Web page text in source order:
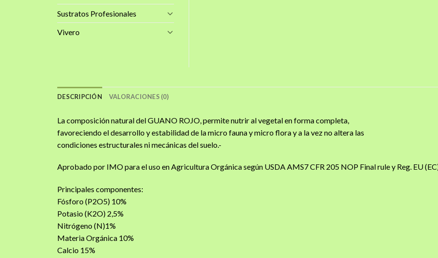
Sustratos Profesionales
Vivero
DESCRIPCIÓN VALORACIONES (0)
La composición natural del GUANO ROJO, permite nutrir al vegetal en forma completa,
favoreciendo el desarrollo y estabilidad de la micro fauna y micro flora y a la vez no altera las
condiciones estructurales ni mecánicas del suelo.-
Aprobado por IMO para el uso en Agricultura Orgánica según USDA AMS7 CFR 205 NOP Final rule y Reg. EU
Principales componentes:
Fósforo (P2O5) 10%
Potasio (K2O) 2,5%
Nitrógeno (N)1%
Materia Orgánica 10%
Calcio 15%